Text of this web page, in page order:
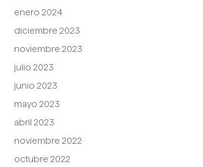
enero 2024
diciembre 2023
noviembre 2023
julio 2023
junio 2023
mayo 2023
abril 2023
noviembre 2022
octubre 2022